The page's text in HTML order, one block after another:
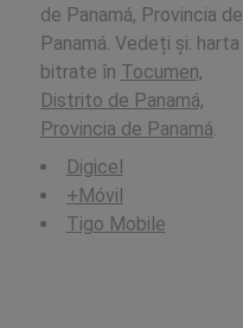
de Panamá, Provincia de
Panamá. Vedeți și: harta
bitrate în Tocumen,
Distrito de Panamá,
Provincia de Panamá
Digicel
+Móvil
Tigo Mobile